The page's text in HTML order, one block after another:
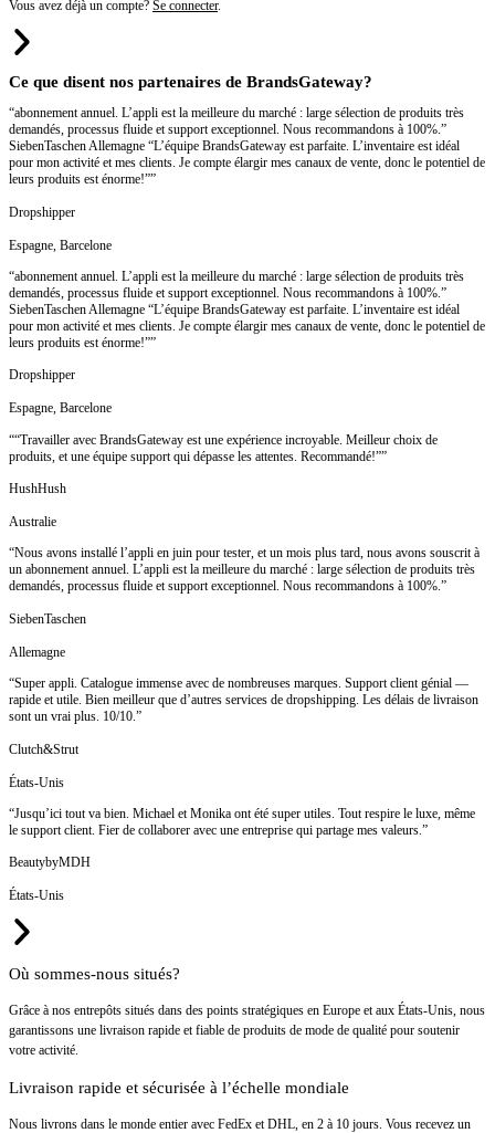
Vous avez déjà un compte? Se connecter.
Ce que disent nos partenaires de BrandsGateway?
“abonnement annuel. L’appli est la meilleure du marché : large sélection de produits très
demandés, processus fluide et support exceptionnel. Nous recommandons à 100%.”
SiebenTaschen Allemagne “L’équipe BrandsGateway est parfaite. L’inventaire est idéal
pour mon activité et mes clients. Je compte élargir mes canaux de vente, donc le potentiel de
leurs produits est énorme!””
Dropshipper
Espagne, Barcelone
“abonnement annuel. L’appli est la meilleure du marché : large sélection de produits très
demandés, processus fluide et support exceptionnel. Nous recommandons à 100%.”
SiebenTaschen Allemagne “L’équipe BrandsGateway est parfaite. L’inventaire est idéal
pour mon activité et mes clients. Je compte élargir mes canaux de vente, donc le potentiel de
leurs produits est énorme!””
Dropshipper
Espagne, Barcelone
““Travailler avec BrandsGateway est une expérience incroyable. Meilleur choix de
produits, et une équipe support qui dépasse les attentes. Recommandé!””
HushHush
Australie
“Nous avons installé l’appli en juin pour tester, et un mois plus tard, nous avons souscrit à
un abonnement annuel. L’appli est la meilleure du marché : large sélection de produits très
demandés, processus fluide et support exceptionnel. Nous recommandons à 100%.”
SiebenTaschen
Allemagne
“Super appli. Catalogue immense avec de nombreuses marques. Support client génial —
rapide et utile. Bien meilleur que d’autres services de dropshipping. Les délais de livraison
sont un vrai plus. 10/10.”
Clutch&Strut
États-Unis
“Jusqu’ici tout va bien. Michael et Monika ont été super utiles. Tout respire le luxe, même
le support client. Fier de collaborer avec une entreprise qui partage mes valeurs.”
BeautybyMDH
États-Unis
Où sommes-nous situés?
Grâce à nos entrepôts situés dans des points stratégiques en Europe et aux États-Unis, nous
garantissons une livraison rapide et fiable de produits de mode de qualité pour soutenir
votre activité.
Livraison rapide et sécurisée à l’échelle mondiale
Nous livrons dans le monde entier avec FedEx et DHL, en 2 à 10 jours. Vous recevez un